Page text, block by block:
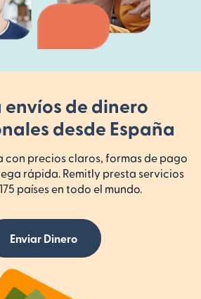
envíos de dinero
desde España
con precios claros, formas de pago
rápida. Remitly presta servicios
países en todo el mundo.
Enviar Dinero